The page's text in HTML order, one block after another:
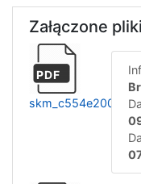
Załączone
PDF